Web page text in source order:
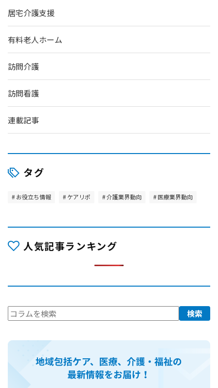
居宅介護支援
有料老人ホーム
訪問介護
訪問看護
連載記事
タグ
お役立ち情報 ケアリポ 介護業界動向 医療業界動向
人気記事ランキング
検
検索